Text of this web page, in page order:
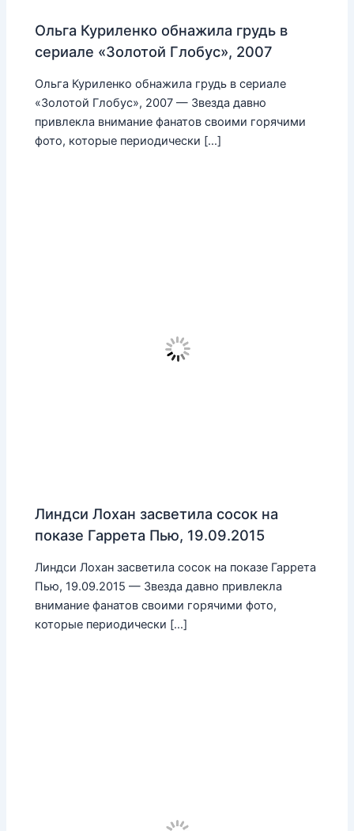
Ольга Куриленко обнажила грудь в
сериале «Золотой Глобус», 2007
Ольга Куриленко обнажила грудь в сериале
«Золотой Глобус», 2007 — Звезда давно
привлекла внимание фанатов своими горячими
фото, которые периодически […]
Линдси Лохан засветила сосок на
показе Гаррета Пью, 19.09.2015
Линдси Лохан засветила сосок на показе Гаррета
Пью, 19.09.2015 — Звезда давно привлекла
внимание фанатов своими горячими фото,
которые периодически […]